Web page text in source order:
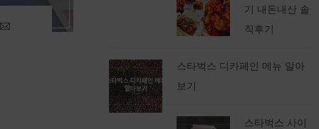
기 내돈내산 솔
직후기
스타벅스 디카페인 메뉴 알아
보기
스타벅스 사이